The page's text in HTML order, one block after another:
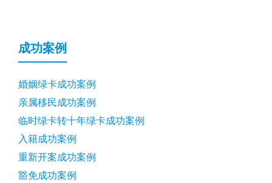
成功案例
婚姻绿卡成功案例
亲属移民成功案例
临时绿卡转十年绿卡成功案例
入籍成功案例
重新开案成功案例
豁免成功案例